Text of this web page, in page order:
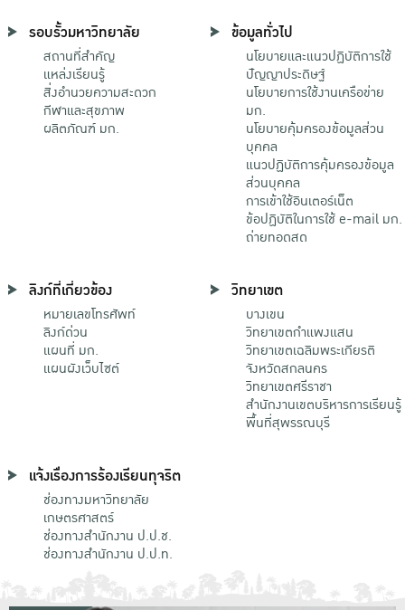
รอบรั้วมหาวิทยาลัย
สถานที่สำคัญ
แหล่งเรียนรู้
สิ่งอำนวยความสะดวก
กีฬาและสุขภาพ
ผลิตภัณฑ์ มก.
ข้อมูลทั่วไป
นโยบายและแนวปฏิบัติการใช้
ปัญญาประดิษฐ์
นโยบายการใช้งานเครือข่าย
มก.
นโยบายคุ้มครองข้อมูลส่วน
บุคคล
แนวปฏิบัติการคุ้มครองข้อมูล
ส่วนบุคคล
การเข้าใช้อินเตอร์เน็ต
ข้อปฏิบัติในการใช้ e-mail มก.
ถ่ายทอดสด
ลิงก์ที่เกี่ยวข้อง
หมายเลขโทรศัพท์
ลิงก์ด่วน
แผนที่ มก.
แผนผังเว็บไซต์
วิทยาเขต
บางเขน
วิทยาเขตกําแพงแสน
วิทยาเขตเฉลิมพระเกียรติ
จังหวัดสกลนคร
วิทยาเขตศรีราชา
สำนักงานเขตบริหารการเรียนรู้
พื้นที่สุพรรณบุรี
แจ้งเรื่องการร้องเรียนทุจริต
ช่องทางมหาวิทยาลัย
เกษตรศาสตร์
ช่องทางสำนักงาน ป.ป.ช.
ช่องทางสำนักงาน ป.ป.ท.